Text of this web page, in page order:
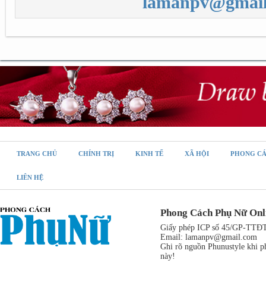
TRANG CHỦ CHÍNH TRỊ KINH TẾ XÃ HỘI PHONG
LIÊN HỆ
Phong Cách Phụ Nữ
Giấy phép ICP số 45/GP-
Email: lamanpv@gmail.com
Ghi rõ nguồn Phunustyle khi
này!